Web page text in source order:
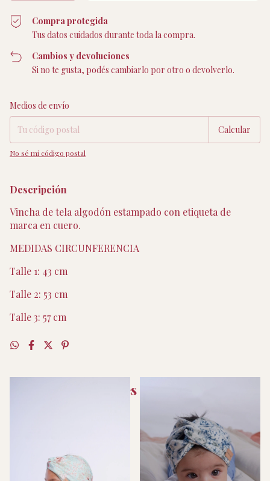
Compra protegida
Tus datos cuidados durante toda la compra.
Cambios y devoluciones
Si no te gusta, podés cambiarlo por otro o devolverlo.
Entregas para el CP:
Medios de envío
Calcular
No sé mi código postal
Descripción
Vincha de tela algodón estampado con etiqueta de
marca en cuero.
MEDIDAS CIRCUNFERENCIA
Talle 1: 43 cm
Talle 2: 53 cm
Talle 3: 57 cm
Productos similares